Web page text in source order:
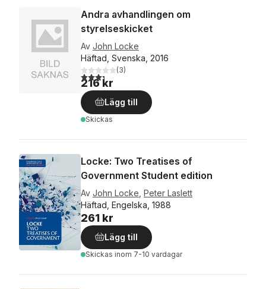
Andra avhandlingen om
styrelseskicket
Av John Locke
Häftad, Svenska, 2016
3,3utav 5 stjärnor. Totalt antal röster:
(3)
216 kr
Lägg till
Skickas
Locke: Two Treatises of
Government Student edition
Av John Locke Peter Laslett
Häftad, Engelska, 1988
261 kr
Lägg till
Skickas inom 7-10 vardagar